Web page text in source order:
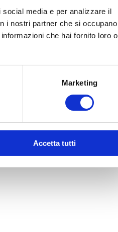
media e per analizzare il
i nostri partner che si occupano
che hai fornito loro o
Marketing
Accetta tutti